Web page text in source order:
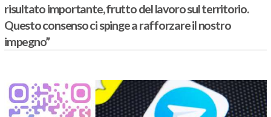
risultato importante, frutto del lavoro sul territorio.
Questo consenso ci spinge a rafforzare il nostro
impegno”